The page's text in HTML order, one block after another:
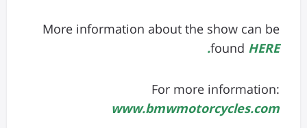
More information about the show can be
found HERE.
For more information:
www.bmwmotorcycles.com